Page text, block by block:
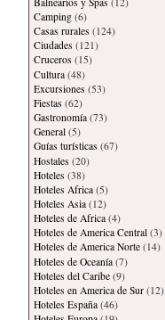
Camping (6)
Casas rurales (124)
Ciudades (121)
Cruceros (15)
Cultura (48)
Excursiones (53)
Fiestas (62)
Gastronomía (73)
General (5)
Guías turísticas (67)
Hostales (20)
Hoteles (38)
Hoteles Africa (5)
Hoteles Asia (12)
Hoteles de Africa (4)
Hoteles de America Central (3)
Hoteles de America Norte (14)
Hoteles de Oceanía (7)
Hoteles del Caribe (9)
Hoteles en America de Sur (12)
Hoteles España (46)